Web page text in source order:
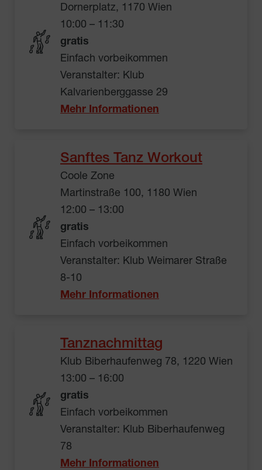
Dornerplatz, 1170 Wien
10:00 – 11:30
gratis
Einfach vorbeikommen
Veranstalter: Klub
Kalvarienberggasse 29
Mehr Informationen
Sanftes Tanz Workout
Coole Zone
Martinstraße 100, 1180 Wien
12:00 – 13:00
gratis
Einfach vorbeikommen
Veranstalter: Klub Weimarer Straße
8-10
Mehr Informationen
Tanznachmittag
Klub Biberhaufenweg 78, 1220 Wien
13:00 – 16:00
gratis
Einfach vorbeikommen
Veranstalter: Klub Biberhaufenweg
78
Mehr Informationen